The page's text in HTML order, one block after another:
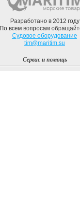
Разработано в 2012 году
По всем вопросам
Судовое оборудование
tim@maritim.su
Сервис и помощь